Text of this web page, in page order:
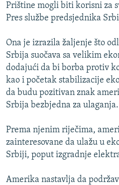
TRI DECENIJE OD RATA U BIH
NASTANAK I RASPAD JUGOSLAVIJE
Prištine mogli biti korisni za
Pres službe predsjednika
Ona je izrazila žaljenje što
Srbija suočava sa velikim
dodajući da bi borba protiv
kao i početak stabilizacije
da budu pozitivan znak
Srbija bezbjedna za ulaganja.
Prema njenim riječima,
zainteresovane da ulažu u
Srbiji, poput izgradnje
Amerika nastavlja da